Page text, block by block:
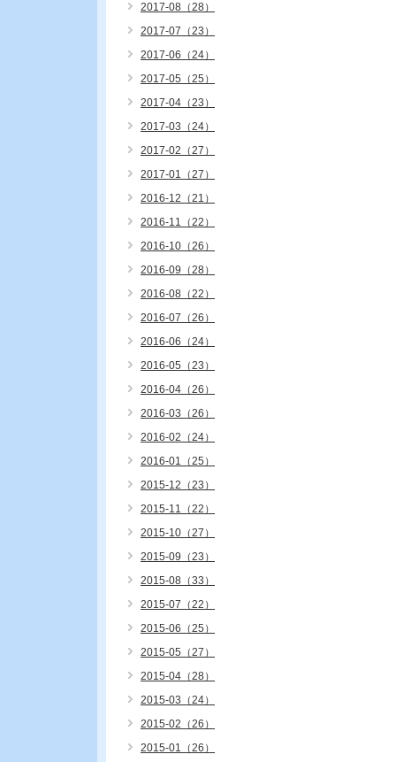
2017-08（28）
2017-07（23）
2017-06（24）
2017-05（25）
2017-04（23）
2017-03（24）
2017-02（27）
2017-01（27）
2016-12（21）
2016-11（22）
2016-10（26）
2016-09（28）
2016-08（22）
2016-07（26）
2016-06（24）
2016-05（23）
2016-04（26）
2016-03（26）
2016-02（24）
2016-01（25）
2015-12（23）
2015-11（22）
2015-10（27）
2015-09（23）
2015-08（33）
2015-07（22）
2015-06（25）
2015-05（27）
2015-04（28）
2015-03（24）
2015-02（26）
2015-01（26）